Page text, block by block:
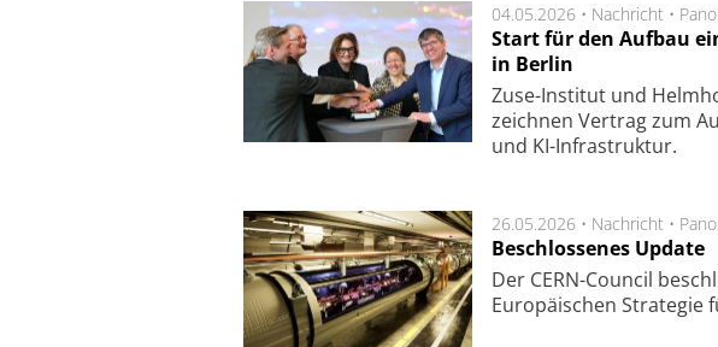
04.05.2026 • Nachricht •
Start für den Aufbau
in Berlin
Zuse-Insti­tut und
zeich­nen Ver­trag zum
und KI-Infra­struk­tur.
26.05.2026 • Nachricht •
Beschlossenes Update
Der CERN-Council
Europäischen Strategie